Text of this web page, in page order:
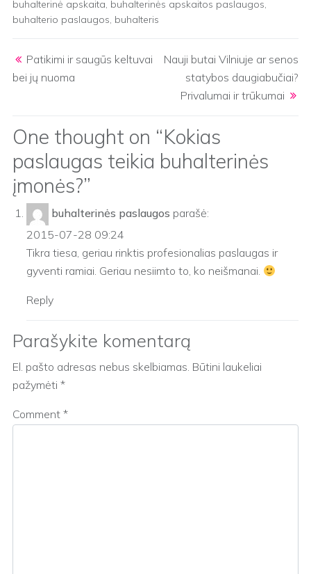
buhalterinė apskaita, buhalterinės apskaitos paslaugos,
buhalterio paslaugos, buhalteris
Patikimi ir saugūs keltuvai
bei jų nuoma
Nauji butai Vilniuje ar senos
statybos daugiabučiai?
Privalumai ir trūkumai
One thought on “Kokias
paslaugas teikia buhalterinės
įmonės?”
buhalterinės paslaugos parašė:
2015-07-28 09:24
Tikra tiesa, geriau rinktis profesionalias paslaugas ir
gyventi ramiai. Geriau nesiimto to, ko neišmanai.
Reply
Parašykite komentarą
El. pašto adresas nebus skelbiamas. Būtini laukeliai
pažymėti *
Comment *